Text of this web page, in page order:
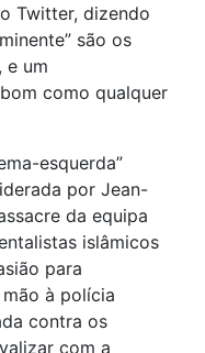
Twitter, dizendo
são os
, e um
como qualquer
esquerda”
por Jean-
da equipa
islâmicos
para
à polícia
contra os
com a